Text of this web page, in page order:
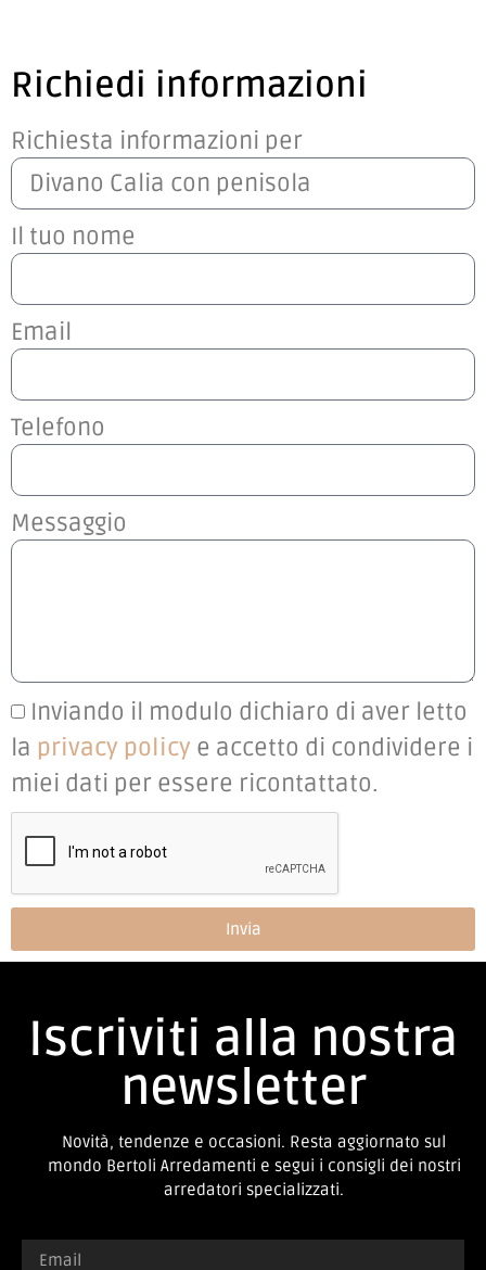
Richiedi informazioni
Richiesta informazioni per
Il tuo nome
Email
Telefono
Messaggio
Inviando il modulo dichiaro di aver letto
la privacy policy e accetto di condividere i
miei dati per essere ricontattato.
Invia
Iscriviti alla nostra
newsletter
Novità, tendenze e occasioni. Resta aggiornato sul
mondo Bertoli Arredamenti e segui i consigli dei nostri
arredatori specializzati.